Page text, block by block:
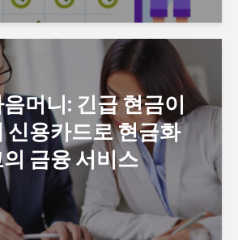
머니: 긴급 현금이
신용카드로 현금화
금융 서비스